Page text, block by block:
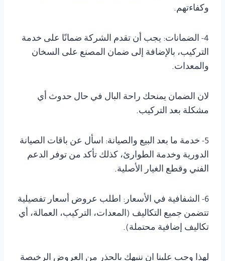
وكفاءتهم.
4- الضمانات: يجب أن تقدم الشركة ضمانًا على خدمة
التركيب، بالإضافة إلى ضمان المصنع على السخان
والمعدات.
لان الضمان يمنحك راحة البال في حال حدوث أي
مشكلة بعد التركيب.
5- خدمة ما بعد البيع والصيانة: اسأل عن باقات الصيانة
الدورية وخدمة الطوارئ، كذلك تأكد من توفر الدعم
الفني وقطع الغيار الأصلية.
6- الشفافية في الأسعار: اطلب عروض أسعار تفصيلية
تتضمن جميع التكاليف (المعدات، التركيب، العمالة، أي
تكاليف إضافية محتملة).
لهذا وجب علينا ان ننبهك بالحذر من العروض الرخيصة